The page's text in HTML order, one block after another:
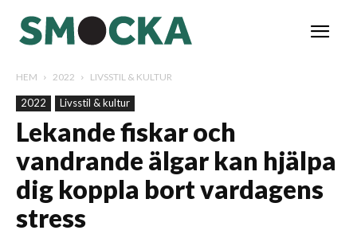
HEM 2022 LIVSSTIL & KULTUR
2022 Livsstil & kultur
Lekande fiskar och
vandrande älgar kan hjälpa
dig koppla bort vardagens
stress